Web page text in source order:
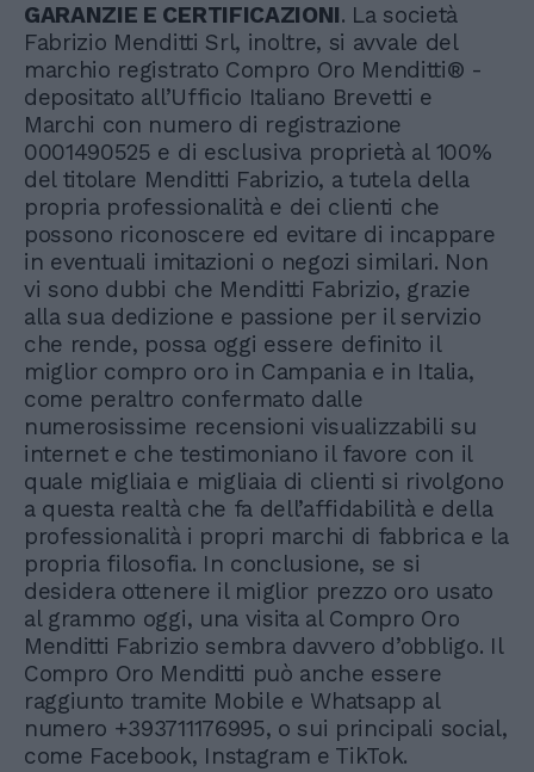
GARANZIE E CERTIFICAZIONI. La società
Fabrizio Menditti Srl, inoltre, si avvale del
marchio registrato Compro Oro Menditti® -
depositato all’Ufficio Italiano Brevetti e
Marchi con numero di registrazione
0001490525 e di esclusiva proprietà al 100%
del titolare Menditti Fabrizio, a tutela della
propria professionalità e dei clienti che
possono riconoscere ed evitare di incappare
in eventuali imitazioni o negozi similari. Non
vi sono dubbi che Menditti Fabrizio, grazie
alla sua dedizione e passione per il servizio
che rende, possa oggi essere definito il
miglior compro oro in Campania e in Italia,
come peraltro confermato dalle
numerosissime recensioni visualizzabili su
internet e che testimoniano il favore con il
quale migliaia e migliaia di clienti si rivolgono
a questa realtà che fa dell’affidabilità e della
professionalità i propri marchi di fabbrica e la
propria filosofia. In conclusione, se si
desidera ottenere il miglior prezzo oro usato
al grammo oggi, una visita al Compro Oro
Menditti Fabrizio sembra davvero d’obbligo. Il
Compro Oro Menditti può anche essere
raggiunto tramite Mobile e Whatsapp al
numero +393711176995, o sui principali social,
come Facebook, Instagram e TikTok.